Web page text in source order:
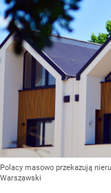
Polacy masowo przekazują
Warszawski